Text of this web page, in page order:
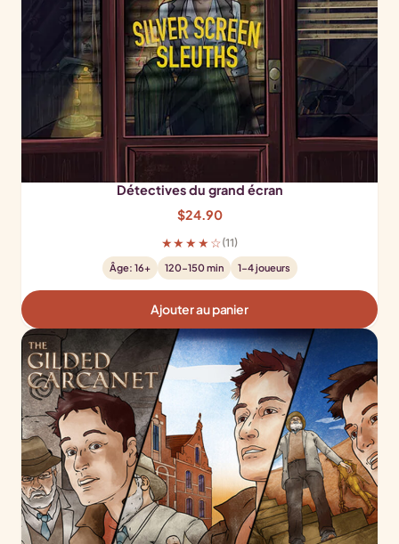
Détectives du grand écran
$24.90
★★★★☆ (11)
Âge: 16+ 120-150 min 1-4 joueurs
Ajouter au panier